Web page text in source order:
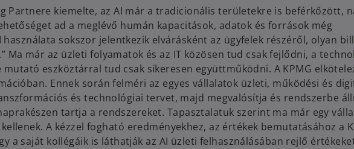
Partnere kiemelte, az AI már a tradicionális területekre is beférkőzött,
ad a meglévő humán kapacitások, adatok és források még
sokszor jelentkezik elvárásként az ügyfelek részéről, olyan
Ma már az üzleti folyamatok és az IT közösen tud csak fejlődni, a
eszköztárral tud csak sikeresen együttműködni. A KPMG
Ennek során felméri az egyes vállalatok üzleti, működési és
és technológiai tervet, majd megvalósítja és rendszerbe
tartja a rendszereket. Tapasztalatuk szerint ma már egy
A kézzel fogható eredményekhez, az értékek bemutatásához a
a saját kollégáik is láthatják az AI üzleti felhasználásában rejlő